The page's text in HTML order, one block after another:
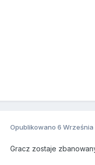
Opublikowano 6 Września
Gracz zostaje